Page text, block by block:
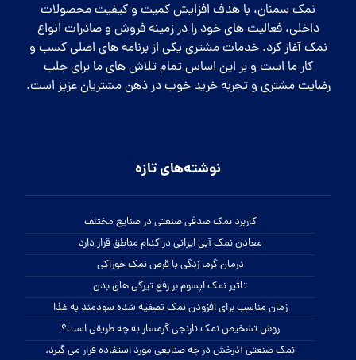
نمک سمنان، با هدف افزایش کمیت و کیفیت محصولات
داخلی، فعالیت های خود را در زمینه فروش و صادرات انواع
نمک آغاز کرد. خدمات مشتری یکی از برنامه های اصلی کسب و
کار ما است و بر این اساس تمام تلاش های ما برای جلب
رضایت مشتری و تجربه خرید خوب در ذهن مشتریان عزیز است.
نوشته‌های تازه
کاربرد نمک صدفی صنعتی در صنایع مختلف
معادن نمک آبی ایرانی در کدام مناطق قرار دارد
درمان گرما زدگی با قرص نمک خوراکی
تاثیر نمک اپسوم بر رفع تیرگی های بدن
زمان مناسب برای افزودن نمک تصفیه شده سودمند به غذا
روش تشخیص نمک نارنجی گرمسار به چه طریقی است؟
نمک صنعتی آذرخش در چه صنایعی مورد استفاده قرار می گیرد.